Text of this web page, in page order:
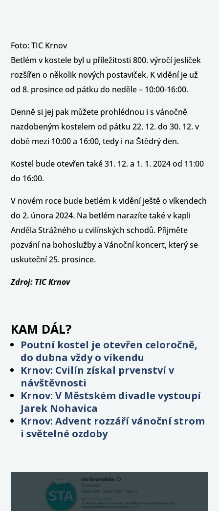
Foto: TIC Krnov
Betlém v kostele byl u příležitosti 800. výročí jesliček
rozšířen o několik nových postaviček. K vidění je už
od 8. prosince od pátku do neděle – 10:00-16:00.
Denně si jej pak můžete prohlédnou i s vánočně
nazdobeným kostelem od pátku 22. 12. do 30. 12. v
době mezi 10:00 a 16:00, tedy i na Štědrý den.
Kostel bude otevřen také 31. 12. a 1. 1. 2024 od 11:00
do 16:00.
V novém roce bude betlém k vidění ještě o víkendech
do 2. února 2024. Na betlém narazíte také v kapli
Anděla Strážného u cvilínských schodů. Přijměte
pozvání na bohoslužby a Vánoční koncert, který se
uskuteční 25. prosince.
Zdroj: TIC Krnov
KAM DÁL?
Poutní kostel je otevřen celoročně,
do dubna vždy o víkendu
Krnov: Cvilín získal prvenství v
návštěvnosti
Krnov: V Městském divadle vystoupí
Jarek Nohavica
Krnov: Advent rozzáří vánoční strom
i světelné ozdoby